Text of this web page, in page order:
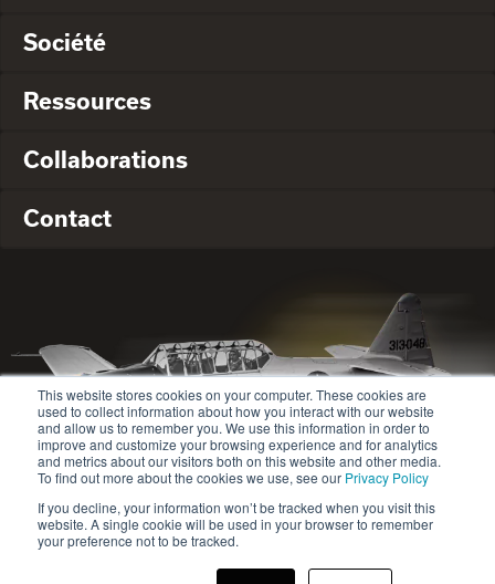
This website stores cookies on your computer. These cookies are
used to collect information about how you interact with our website
and allow us to remember you. We use this information in order to
improve and customize your browsing experience and for analytics
and metrics about our visitors both on this website and other media.
To find out more about the cookies we use, see our Privacy Policy
If you decline, your information won’t be tracked when you visit this
website. A single cookie will be used in your browser to remember
your preference not to be tracked.
Société
Ressources
Collaborations
Contact
© 2020-2024 Safety Jogger All rights reserved
Site map
Politique de confidentialité